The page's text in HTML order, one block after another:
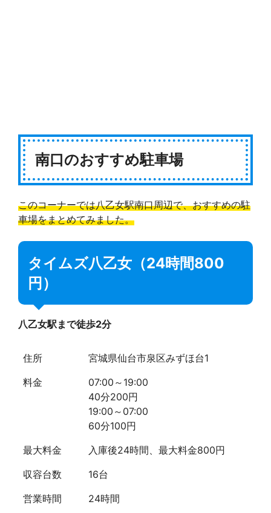
南口のおすすめ駐車場
このコーナーでは八乙女駅南口周辺で、おすすめの駐
車場をまとめてみました。
タイムズ八乙女（24時間800
円）
八乙女駅まで徒歩2分
住所
宮城県仙台市泉区みずほ台1
料金
07:00～19:00
40分200円
19:00～07:00
60分100円
最大料金
入庫後24時間、最大料金800円
収容台数
16台
営業時間
24時間